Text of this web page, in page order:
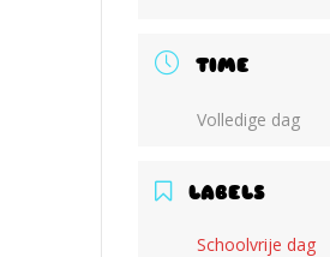
TIME
Volledige dag
LABELS
Schoolvrije dag